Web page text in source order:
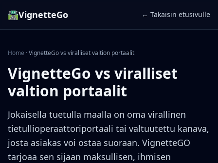
🛣️VignetteGo ← Takaisin etusivulle
Home ·VignetteGo vs viralliset valtion portaalit
VignetteGo vs viralliset
valtion portaalit
Jokaisella tuetulla maalla on oma virallinen
tietullioperaattoriportaali tai valtuutettu kanava,
josta asiakas voi ostaa suoraan. VignetteGO
tarjoaa sen sijaan maksullisen, ihmisen